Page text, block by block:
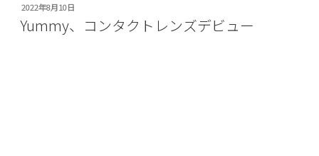
投
稿
日:
2022年8月10日
Yummy、コンタクトレンズデビュー